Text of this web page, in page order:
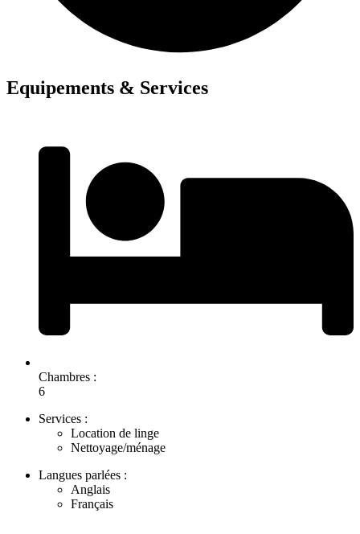
Equipements & Services
Chambres :
6
Services :
Location de linge
Nettoyage/ménage
Langues parlées :
Anglais
Français